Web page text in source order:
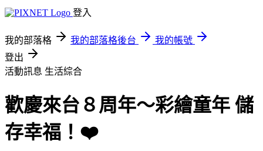
登入
我的部落格 我的部落格後台
我的帳號
登出
活動訊息 生活綜合
歡慶來台８周年～彩繪童年 儲
存幸福！❤️